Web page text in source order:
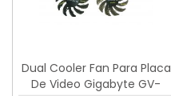
Dual Cooler Fan Para Placa
De Video Gigabyte GV-